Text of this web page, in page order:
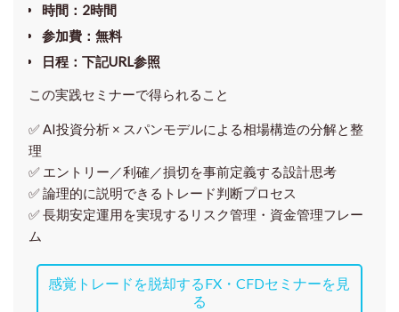
時間：2時間
参加費：無料
日程：下記URL参照
この実践セミナーで得られること
✅ AI投資分析 × スパンモデルによる相場構造の分解と整
理
✅ エントリー／利確／損切を事前定義する設計思考
✅ 論理的に説明できるトレード判断プロセス
✅ 長期安定運用を実現するリスク管理・資金管理フレー
ム
感覚トレードを脱却するFX・CFDセミナーを見
る